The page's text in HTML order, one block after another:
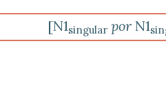
[N1singular por N1